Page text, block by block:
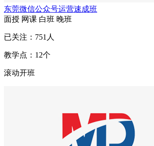
东莞微信公众号运营速成班
面授 网课 白班 晚班
已关注： 751 人
教学点： 12个
滚动开班